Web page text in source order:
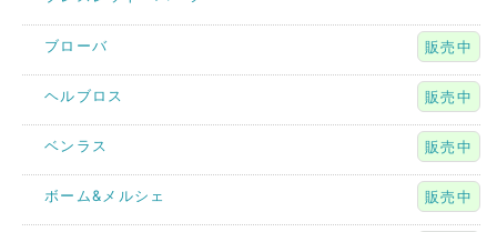
ブローバ 販売中
ヘルブロス 販売中
ベンラス 販売中
ボーム&メルシェ 販売中